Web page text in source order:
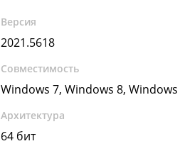
Версия
2021.5618
Совместимость
Windows 7, Windows 8, Windows
Архитектура
64 бит